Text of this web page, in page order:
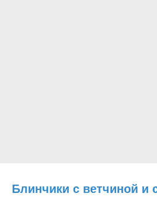
Блинчики с ветчиной и